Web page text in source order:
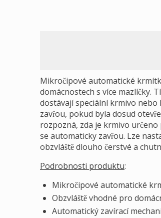
Mikročipové automatické
domácnostech s více mazlíčky.
dostávají speciální krmivo nebo
zavřou, pokud byla dosud
rozpozná, zda je krmivo
se automaticky zavřou. Lze
obzvláště dlouho čerstvé a
Podrobnosti produktu:
Mikročipové automatické
Obzvláště vhodné pro
Automatický zavírací